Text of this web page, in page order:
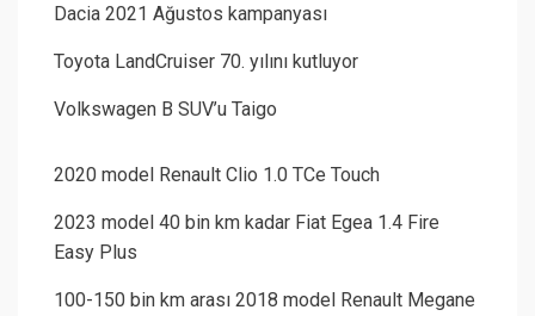
Dacia 2021 Ağustos kampanyası
Toyota LandCruiser 70. yılını kutluyor
Volkswagen B SUV’u Taigo
2020 model Renault Clio 1.0 TCe Touch
2023 model 40 bin km kadar Fiat Egea 1.4 Fire
Easy Plus
100-150 bin km arası 2018 model Renault Megane